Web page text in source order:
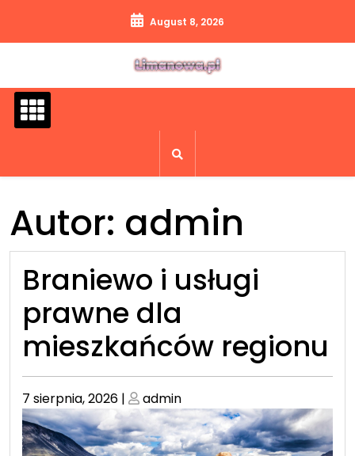
content
August 8, 2026
Autor: admin
Braniewo i usługi
prawne dla
mieszkańców regionu
Posted
on
7 sierpnia, 2026 | Posted
on
admin